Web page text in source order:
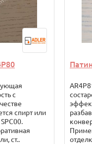
с
спирт или
ст..